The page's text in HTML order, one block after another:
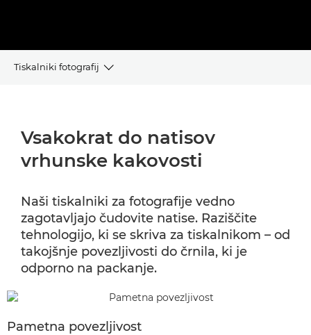
Tiskalniki fotografij
Tiskalniki fotografij
Podpora
Naročnine na črnilo
Pogosta vprašanja
Vsakokrat do natisov
vrhunske kakovosti
Naši tiskalniki za fotografije vedno
zagotavljajo čudovite natise. Raziščite
tehnologijo, ki se skriva za tiskalnikom – od
takojšnje povezljivosti do črnila, ki je
odporno na packanje.
Pametna povezljivost